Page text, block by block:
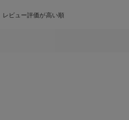
レビュー評価が高い順